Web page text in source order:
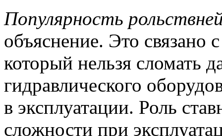
Популярность
объяснение. Это связано
который нельзя сломать
гидравлического
в эксплуатации. Роль
сложности при